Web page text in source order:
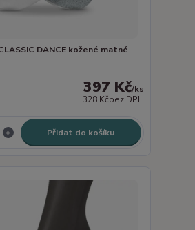
DANCE kožené matné
397 Kč/ks
328 Kčbez DPH
Přidat do košíku